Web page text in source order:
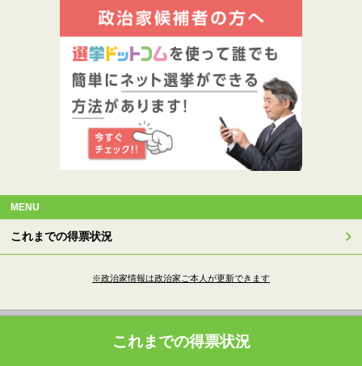
MENU
これまでの得票状況
※政治家情報は政治家ご本人が更新できます
これまでの得票状況